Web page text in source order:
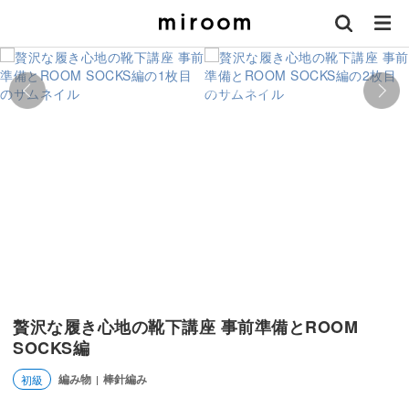
贅沢な履き心地の靴下講座 事前準備とROOM
SOCKS編
初級 編み物 | 棒針編み